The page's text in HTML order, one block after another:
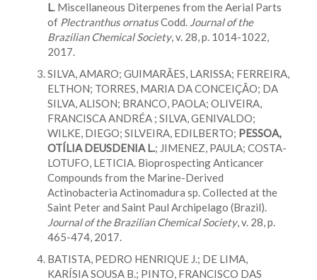
L. Miscellaneous Diterpenes from the Aerial Parts
of Plectranthus ornatusCodd. Journal of the
Brazilian Chemical Society, v. 28, p. 1014-1022,
2017.
SILVA, AMARO; GUIMARÃES, LARISSA; FERREIRA,
ELTHON; TORRES, MARIA DA CONCEIÇÃO; DA
SILVA, ALISON; BRANCO, PAOLA; OLIVEIRA,
FRANCISCA ANDRÉA ; SILVA, GENIVALDO;
WILKE, DIEGO; SILVEIRA, EDILBERTO; PESSOA,
OTÍLIA DEUSDENIA L.; JIMENEZ, PAULA; COSTA-
LOTUFO, LETICIA. Bioprospecting Anticancer
Compounds from the Marine-Derived
Actinobacteria Actinomadura sp. Collected at the
Saint Peter and Saint Paul Archipelago (Brazil).
Journal of the Brazilian Chemical Society, v. 28, p.
465-474, 2017.
BATISTA, PEDRO HENRIQUE J.; DE LIMA,
KARÍSIA SOUSA B.; PINTO, FRANCISCO DAS